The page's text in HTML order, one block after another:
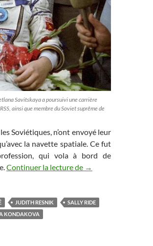
Savitskaya a poursuivi une carrière
ainsi que membre du Soviet suprême de
Soviétiques, n’ont envoyé leur
la navette spatiale. Ce fut
qui vola à bord de
Continuer la lecture de Les Chroniques de
→
JUDITH RESNIK
SALLY RIDE
KONDAKOVA